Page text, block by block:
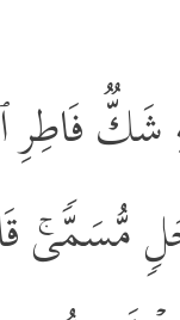
فَاطِرِ